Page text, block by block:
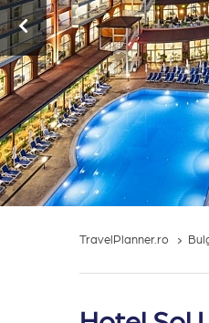
TravelPlanner.ro